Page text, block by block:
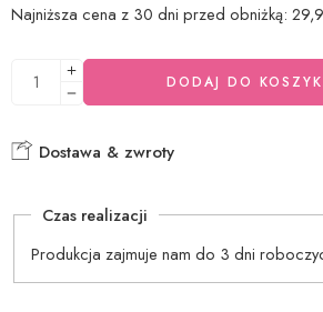
Najniższa cena z 30 dni przed obniżką:
DODAJ DO
Dostawa & zwroty
Czas realizacji
Produkcja zajmuje nam do 3 dni